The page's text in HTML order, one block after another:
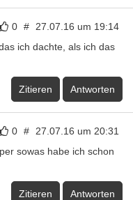
/ RTL ??
die Beleuchtung an
hat – einfach Mal die